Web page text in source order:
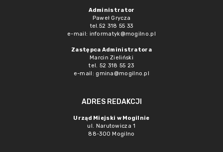
Administrator
Paweł Grycza
tel.52 318 55 33
e-mail: informatyk@mogilno.pl
Zastępca Administratora
Marcin Zieliński
tel. 52 318 55 23
e-mail: gmina@mogilno.pl
ADRES REDAKCJI
Urząd Miejski w Mogilnie
ul. Narutowicza 1
88-300 Mogilno